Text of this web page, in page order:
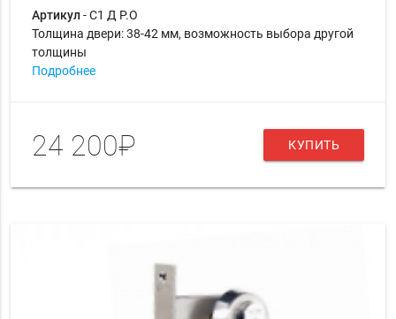
Артикул- С1 Д Р.О
Толщина двери: 38-42 мм, возможность выбора другой
толщины
Подробнее
24 200₽ КУПИТЬ